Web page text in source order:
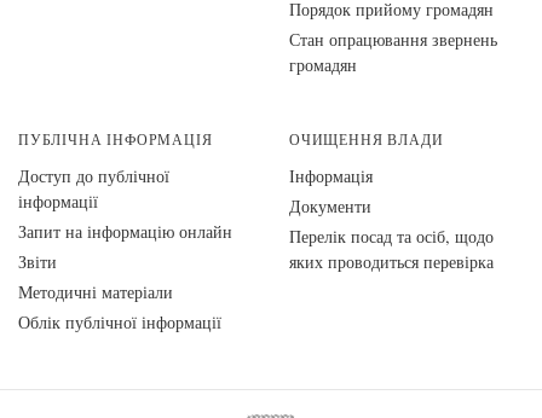
Порядок прийому громадян
Стан опрацювання звернень
громадян
ПУБЛІЧНА ІНФОРМАЦІЯ
Доступ до публічної
інформації
Запит на інформацію онлайн
Звіти
Методичні матеріали
Облік публічної інформації
ОЧИЩЕННЯ ВЛАДИ
Інформація
Документи
Перелік посад та осіб, щодо
яких проводиться перевірка